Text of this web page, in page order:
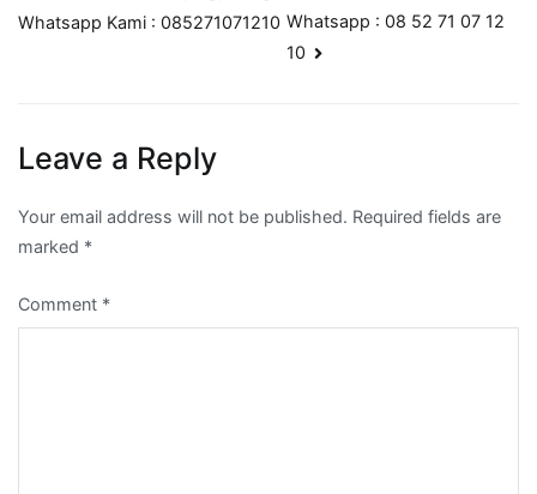
navigation
Whatsapp Kami : 085271071210 Whatsapp : 08 52 71 07 12
10
Leave a Reply
Your email address will not be published. Required fields are
marked *
Comment *